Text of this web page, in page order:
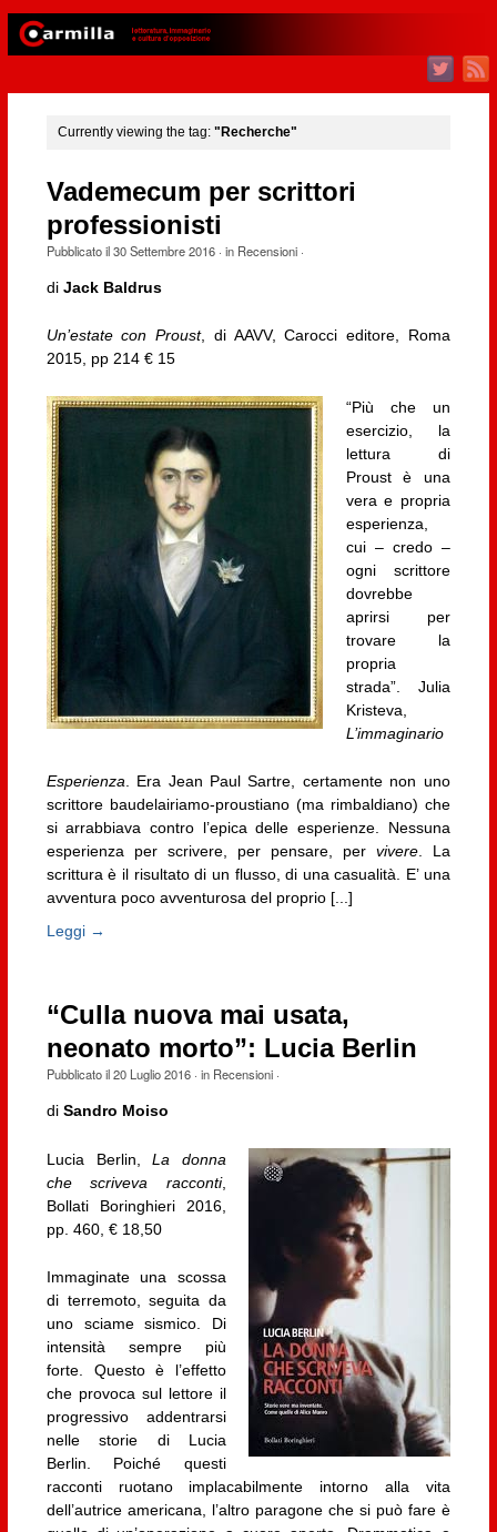
Currently viewing the tag: "Recherche"
Vademecum per scrittori
professionisti
Pubblicato il30 Settembre 2016· in Recensioni·
di Jack Baldrus
Un’estate con Proust, di AAVV, Carocci editore, Roma
2015, pp 214 € 15
“Più che un
esercizio, la
lettura di
Proust è una
vera e propria
esperienza,
cui – credo –
ogni scrittore
dovrebbe
aprirsi per
trovare la
propria
strada”. Julia
Kristeva,
L’immaginario
Esperienza. Era Jean Paul Sartre, certamente non uno
scrittore baudelairiamo-proustiano (ma rimbaldiano) che
si arrabbiava contro l’epica delle esperienze. Nessuna
esperienza per scrivere, per pensare, per vivere. La
scrittura è il risultato di un flusso, di una casualità. E’ una
avventura poco avventurosa del proprio [...]
Leggi →
“Culla nuova mai usata,
neonato morto”: Lucia Berlin
Pubblicato il20 Luglio 2016· in Recensioni·
di Sandro Moiso
Lucia Berlin,La donna
che scriveva racconti,
Bollati Boringhieri 2016,
pp. 460, € 18,50
Immaginate una scossa
di terremoto, seguita da
uno sciame sismico. Di
intensità sempre più
forte. Questo è l’effetto
che provoca sul lettore il
progressivo addentrarsi
nelle storie di Lucia
Berlin. Poiché questi
racconti ruotano implacabilmente intorno alla vita
dell’autrice americana, l’altro paragone che si può fare è